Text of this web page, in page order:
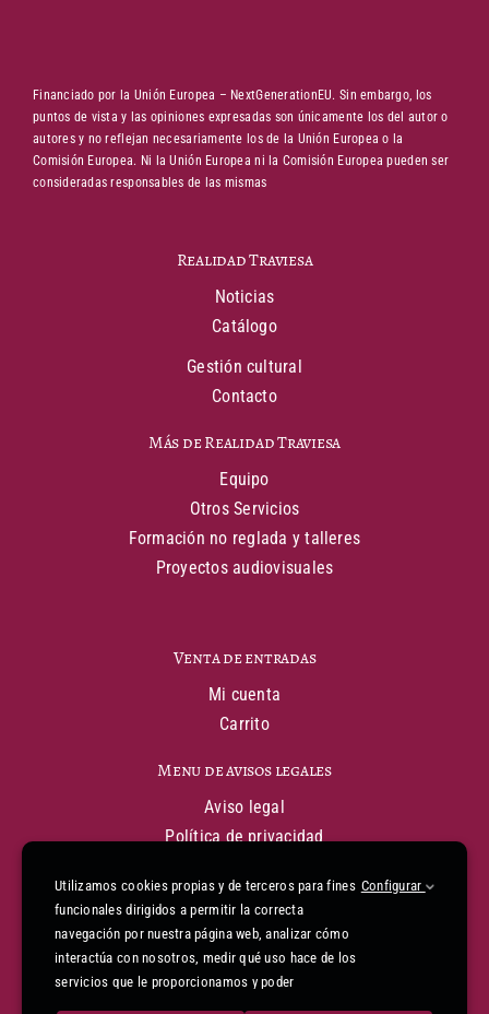
Realidad Traviesa
Noticias
Catálogo
Gestión cultural
Contacto
Más de Realidad Traviesa
Equipo
Otros Servicios
Formación no reglada y talleres
Proyectos audiovisuales
Venta de entradas
Mi cuenta
Carrito
Menu de avisos legales
Aviso legal
Política de privacidad
Condiciones generales de venta
Declaración de financiación
Informe de accesibilidad
Mapa web
Financiado por la Unión Europea – NextGenerationEU. Sin embargo, los
puntos de vista y las opiniones expresadas son únicamente los del autor o
autores y no reflejan necesariamente los de la Unión Europea o la
Comisión Europea. Ni la Unión Europea ni la Comisión Europea pueden ser
consideradas responsables de las mismas
Utilizamos cookies propias y de terceros para fines
funcionales dirigidos a permitir la correcta
navegación por nuestra página web, analizar cómo
interactúa con nosotros, medir qué uso hace de los
servicios que le proporcionamos y poder
Configurar